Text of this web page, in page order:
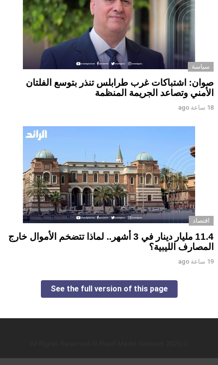
سياسة
صوان: اشتباكات غرب طرابلس تنذر بتوسع الفلتان
الأمني وتصاعد الجريمة المنظمة
18 ساعة ago
اقتصاد
11.4 مليار دينار في 3 أشهر.. لماذا تتضخم الأموال خارج
المصارف الليبية؟
19 ساعة ago
See the full version of this page